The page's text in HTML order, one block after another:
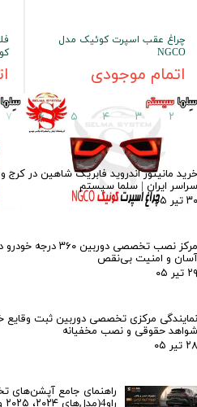
چراغ عقب اسپرت کوئیک مدل
NGCO
اتمام موجودی
۲ ۳ ۴ ۵ ۶ ۷
خرید مانیتور اندروید فابریک شاهین در
سراسر ایران | سلما سیستم
۳۰ تیر ۰۵
مرکز نصب تخصصی
آسان و امنیت بی‌نقص
۲۹ تیر ۰۵
نمایندگی مرکزی تخصصی دوربین ثبت وقایع
شواهد حقوقی و نصب مخفیانه
۲۸ تیر ۰۵
راهنمای جامع آپشن‌های